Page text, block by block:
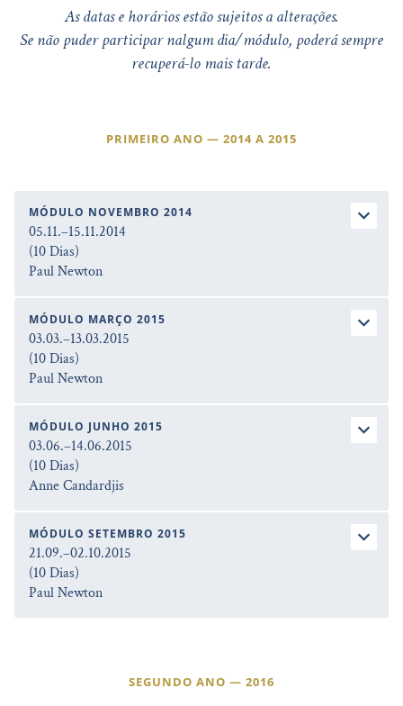
As datas e horários estão sujeitos a alterações.
Se não puder participar nalgum dia/módulo, poderá sempre
recuperá-lo mais tarde.
PRIMEIRO ANO — 2014 A 2015
MÓDULO NOVEMBRO 2014
05.11.–15.11.2014
(10 Dias)
Paul Newton
MÓDULO MARÇO 2015
03.03.–13.03.2015
(10 Dias)
Paul Newton
MÓDULO JUNHO 2015
03.06.–14.06.2015
(10 Dias)
Anne Candardjis
MÓDULO SETEMBRO 2015
21.09.–02.10.2015
(10 Dias)
Paul Newton
SEGUNDO ANO — 2016